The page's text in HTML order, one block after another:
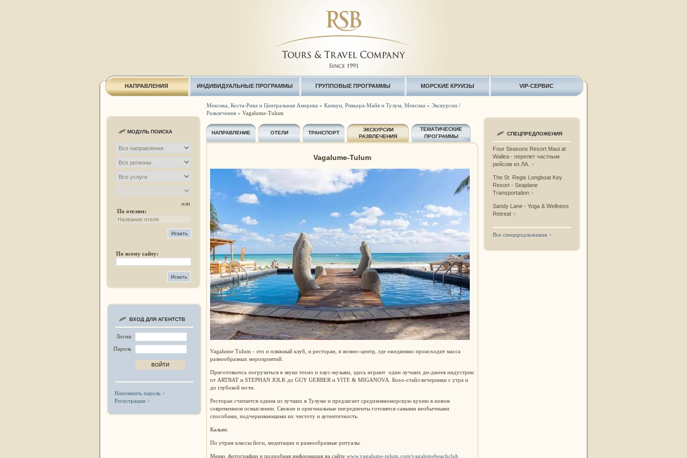
НАПРАВЛЕНИЯ ИНДИВИДУАЛЬНЫЕ ПРОГРАММЫ ГРУППОВЫЕ ПРОГРАММЫ МОРСКИЕ КРУИЗЫ VIP-СЕРВИС
МОДУЛЬ ПОИСКА
или
По отелям:
По всему сайту:
ВХОД ДЛЯ АГЕНТСТВ
Логин
Пароль
Напомнить пароль
Регистрация
Мексика, Коста-Рика и Центральная Америка » Канкун, Ривьера-Майя и Тулум, Мексика » Экскурсии /
Развлечения» Vagalume-Tulum
НАПРАВЛЕНИЕ ОТЕЛИ ТРАНСПОРТ
ЭКСКУРСИИ
РАЗВЛЕЧЕНИЯ
ТЕМАТИЧЕСКИЕ
ПРОГРАММЫ
Vagalume-Tulum
Vagalume Tulum - это и пляжный клуб, и ресторан, и велнес-центр, где ежедневно происходит масса
разнообразных мероприятий.
Приготовьтесь погрузиться в звуки техно и хаус-музыки, здесь играют одни лучших ди-джеев индустрии
от ARTBAT и STEPHAN JOLK до GUY GERBER и VITE & MIGANOVA. Бохо-стайл вечеринки с утра и
до глубокой ночи.
Ресторан считается одним из лучших в Тулуме и предлагает средиземноморскую кухню в новом
современном осмыслении. Свежие и оригинальные ингредиенты готовятся самыми необычными
способами, подчеркивающими их чистоту и аутентичность.
Кальян.
По утрам классы йоги, медитации и разнообразные ритуалы.
Меню, фотографии и подробная информация на сайте www.vagalume-tulum.com/vagalemebeachclub
СПЕЦПРЕДЛОЖЕНИЯ
Four Seasons Resort Maui at
Wailea - перелет частным
рейсом из ЛА.
The St. Regis Longboat Key
Resort - Seaplane
Transportation
Sandy Lane - Yoga & Wellness
Retreat
Все спецпредложения